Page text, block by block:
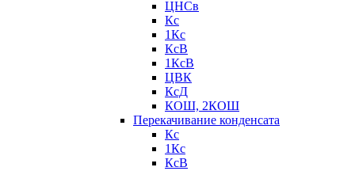
ЦНСв
Кс
1Кс
КсВ
1КсВ
ЦВК
КсД
КОШ, 2КОШ
Перекачивание конденсата
Кс
1Кс
КсВ